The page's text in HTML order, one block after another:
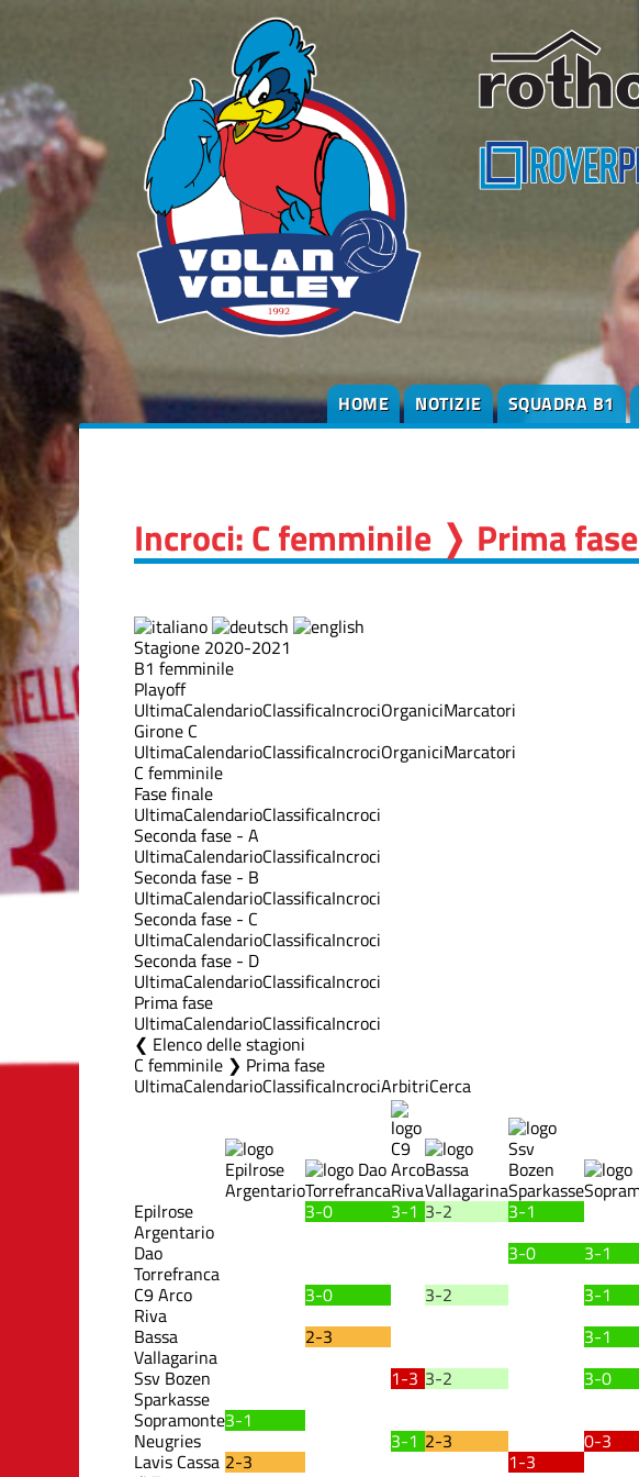
HOME NOTIZIE SQUADRA B1
Incroci: C femminile ❭ Prima fase
Stagione 2020-2021
B1 femminile
Playoff
UltimaCalendarioClassificaIncrociOrganiciMarcatori
Girone C
UltimaCalendarioClassificaIncrociOrganiciMarcatori
C femminile
Fase finale
UltimaCalendarioClassificaIncroci
Seconda fase - A
UltimaCalendarioClassificaIncroci
Seconda fase - B
UltimaCalendarioClassificaIncroci
Seconda fase - C
UltimaCalendarioClassificaIncroci
Seconda fase - D
UltimaCalendarioClassificaIncroci
Prima fase
UltimaCalendarioClassificaIncroci
Elenco delle stagioni
C femminile ❯ Prima fase
UltimaCalendarioClassificaIncrociArbitriCerca
Epilrose
Argentario
3-0 3-1 3-2 3-1
Dao
Torrefranca
3-0 3-1
C9 Arco
Riva
3-0 3-2 3-1
Bassa
Vallagarina
2-3 3-1
Ssv Bozen
Sparkasse
1-3 3-2 3-0
Sopramonte3-1
Neugries 3-1 2-3 0-3
Lavis Cassa 2-3 1-3